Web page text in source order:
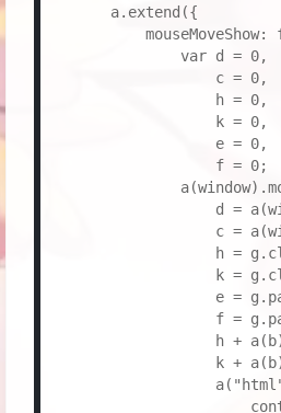
a.extend({
mouseMoveShow:
var d = 0,
c = 0,
h = 0,
k = 0,
e = 0,
f = 0;
d =
c =
h =
k =
e =
f =
h + a(b).width()
k + a(b).height()
contextmenu: